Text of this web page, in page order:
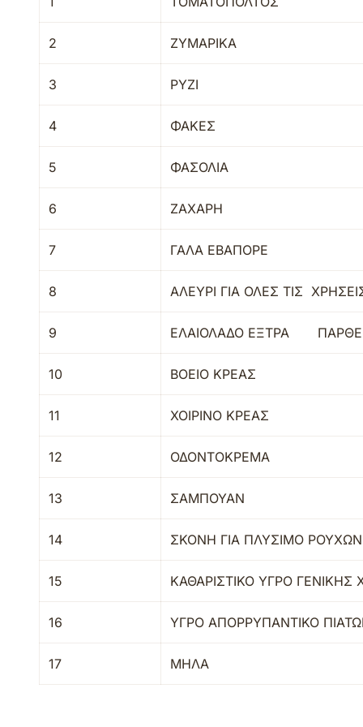
2 ΖΥΜΑΡΙΚΑ
3 ΡΥΖΙ
4 ΦΑΚΕΣ
5 ΦΑΣΟΛΙΑ
6 ΖΑΧΑΡΗ
7 ΓΑΛΑ ΕΒΑΠΟΡΕ
8 ΑΛΕΥΡΙ ΓΙΑ ΟΛΕΣ ΤΙΣ
9 ΕΛΑΙΟΛΑΔΟ ΕΞΤΡΑ
10 ΒΟΕΙΟ ΚΡΕΑΣ
11 ΧΟΙΡΙΝΟ ΚΡΕΑΣ
12 ΟΔΟΝΤΟΚΡΕΜΑ
13 ΣΑΜΠΟΥΑΝ
14 ΣΚΟΝΗ ΓΙΑ ΠΛΥΣΙΜΟ ΡΟΥΧΩΝ
15 ΚΑΘΑΡΙΣΤΙΚΟ ΥΓΡΟ ΓΕΝΙΚΗΣ
16 ΥΓΡΟ ΑΠΟΡΡΥΠΑΝΤΙΚΟ
17 ΜΗΛΑ